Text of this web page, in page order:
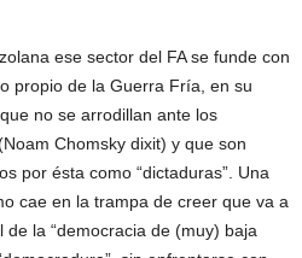
ese sector del FA se funde con
propio de la Guerra Fría, en su
no se arrodillan ante los
Chomsky dixit) y que son
por ésta como “dictaduras”. Una
cae en la trampa de creer que va a
la “democracia de (muy) baja